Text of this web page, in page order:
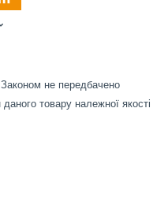
Законом не передбачено
товару належної якості